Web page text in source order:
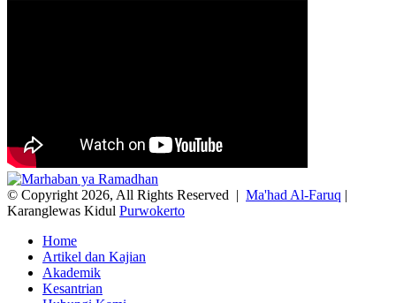
© Copyright 2026, All Rights Reserved | Ma'had Al-Faruq |
Karanglewas Kidul Purwokerto
Home
Artikel dan Kajian
Akademik
Kesantrian